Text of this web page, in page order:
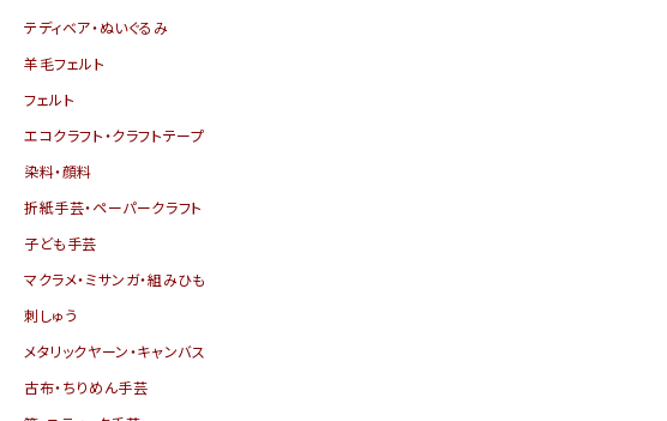
テディベア・ぬいぐるみ
羊毛フェルト
フェルト
エコクラフト・クラフトテープ
染料・顔料
折紙手芸・ペーパークラフト
子ども手芸
マクラメ・ミサンガ・組みひも
刺しゅう
メタリックヤーン・キャンバス
古布・ちりめん手芸